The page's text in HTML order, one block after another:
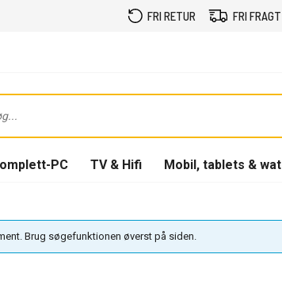
FRI RETUR FRI
PC TV & Hifi Mobil, tablets &
Brug søgefunktionen øverst på siden.